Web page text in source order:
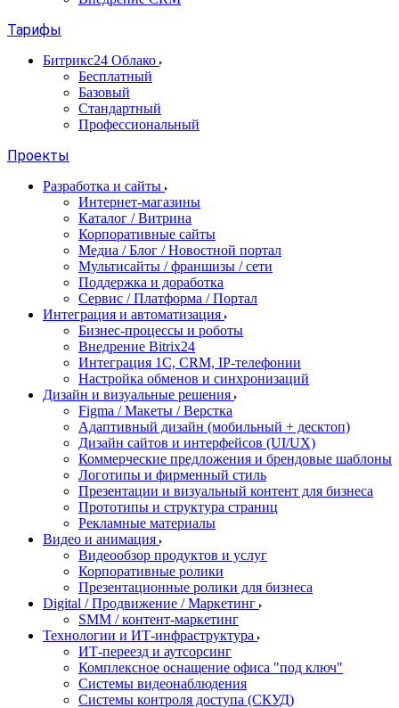
Тарифы
Битрикс24 Облако
Бесплатный
Базовый
Стандартный
Профессиональный
Проекты
Разработка и сайты
Интернет-магазины
Каталог / Витрина
Корпоративные сайты
Медиа / Блог / Новостной портал
Мультисайты / франшизы / сети
Поддержка и доработка
Сервис / Платформа / Портал
Интеграция и автоматизация
Бизнес-процессы и роботы
Внедрение Bitrix24
Интеграция 1С, CRM, IP-телефонии
Настройка обменов и синхронизаций
Дизайн и визуальные решения
Figma / Макеты / Верстка
Адаптивный дизайн (мобильный + десктоп)
Дизайн сайтов и интерфейсов (UI/UX)
Коммерческие предложения и брендовые шаблоны
Логотипы и фирменный стиль
Презентации и визуальный контент для бизнеса
Прототипы и структура страниц
Рекламные материалы
Видео и анимация
Видеообзор продуктов и услуг
Корпоративные ролики
Презентационные ролики для бизнеса
Digital / Продвижение / Маркетинг
SMM / контент-маркетинг
Технологии и ИТ-инфраструктура
ИТ-переезд и аутсорсинг
Комплексное оснащение офиса "под ключ"
Системы видеонаблюдения
Системы контроля доступа (СКУД)